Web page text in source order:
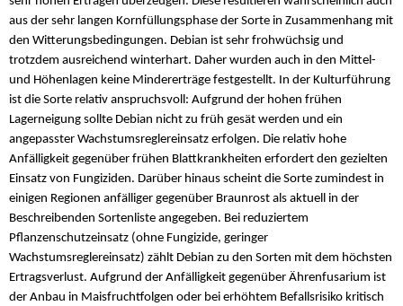
aus der sehr langen Kornfüllungsphase der Sorte in Zusammenhang mit
den Witterungsbedingungen. Debian ist sehr frohwüchsig und
trotzdem ausreichend winterhart. Daher wurden auch in den Mittel-
und Höhenlagen keine Mindererträge festgestellt. In der Kulturführung
ist die Sorte relativ anspruchsvoll: Aufgrund der hohen frühen
Lagerneigung sollte Debian nicht zu früh gesät werden und ein
angepasster Wachstumsreglereinsatz erfolgen. Die relativ hohe
Anfälligkeit gegenüber frühen Blattkrankheiten erfordert den gezielten
Einsatz von Fungiziden. Darüber hinaus scheint die Sorte zumindest in
einigen Regionen anfälliger gegenüber Braunrost als aktuell in der
Beschreibenden Sortenliste angegeben. Bei reduziertem
Pflanzenschutzeinsatz (ohne Fungizide, geringer
Wachstumsreglereinsatz) zählt Debian zu den Sorten mit dem höchsten
Ertragsverlust. Aufgrund der Anfälligkeit gegenüber Ährenfusarium ist
der Anbau in Maisfruchtfolgen oder bei erhöhtem Befallsrisiko kritisch